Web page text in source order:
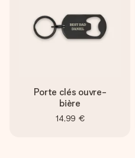
Porte clés ouvre-
bière
14,99 €